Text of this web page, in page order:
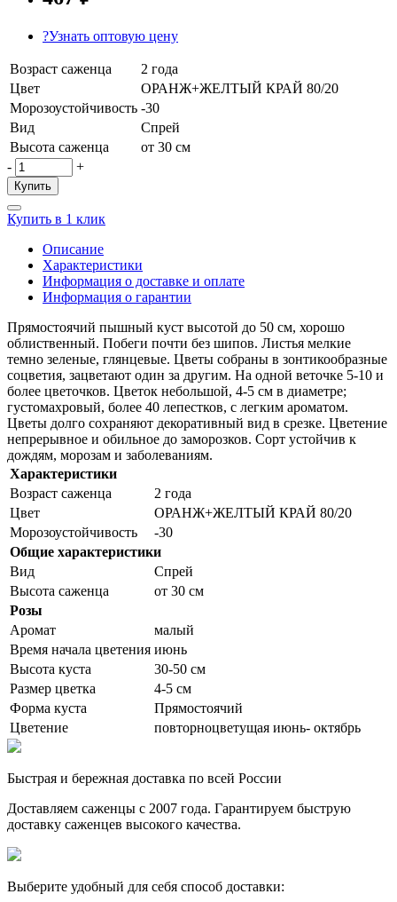
?Узнать оптовую цену
Возраст саженца
2 года
Цвет
ОРАНЖ+ЖЕЛТЫЙ КРАЙ 80/20
Морозоустойчивость -30
Вид
Спрей
Высота саженца
от 30 см
-
+
Купить
Купить в 1 клик
Описание
Характеристики
Информация о доставке и оплате
Информация о гарантии
Прямостоячий пышный куст высотой до 50 см, хорошо
облиственный. Побеги почти без шипов. Листья мелкие
темно зеленые, глянцевые. Цветы собраны в зонтикообразные
соцветия, зацветают один за другим. На одной веточке 5-10 и
более цветочков. Цветок небольшой, 4-5 см в диаметре;
густомахровый, более 40 лепестков, с легким ароматом.
Цветы долго сохраняют декоративный вид в срезке. Цветение
непрерывное и обильное до заморозков. Сорт устойчив к
дождям, морозам и заболеваниям.
Характеристики
Возраст саженца
2 года
Цвет
ОРАНЖ+ЖЕЛТЫЙ КРАЙ 80/20
Морозоустойчивость
-30
Общие характеристики
Вид
Спрей
Высота саженца
от 30 см
Розы
Аромат
малый
Время начала цветения июнь
Высота куста
30-50 см
Размер цветка
4-5 см
Форма куста
Прямостоячий
Цветение
повторноцветущая июнь- октябрь
Быстрая и бережная доставка по всей России
Доставляем саженцы с 2007 года. Гарантируем быструю
доставку саженцев высокого качества.
Выберите удобный для себя способ доставки: